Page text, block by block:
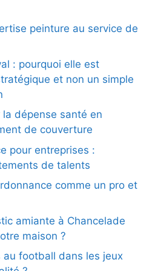
peinture au service de
: pourquoi elle est
et non un simple
dépense santé en
de couverture
pour entreprises :
de talents
comme un pro et
amiante à Chancelade
maison ?
au football dans les jeux